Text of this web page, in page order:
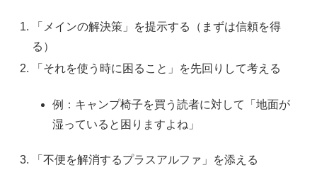
「メインの解決策」を提示する（まずは信頼を得
る）
「それを使う時に困ること」を先回りして考える
例：キャンプ椅子を買う読者に対して「地面が
湿っていると困りますよね」
「不便を解消するプラスアルファ」を添える